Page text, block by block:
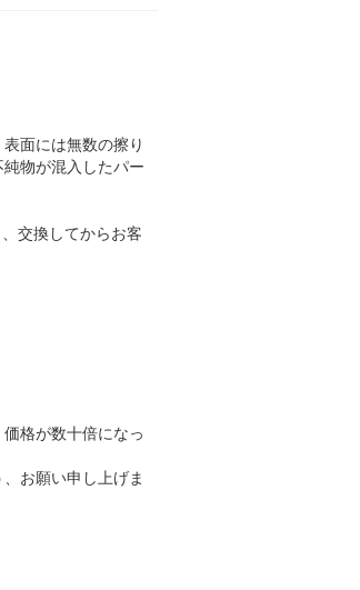
面には無数の擦り
物が混入したパー
交換してからお客
格が数十倍になっ
お願い申し上げま